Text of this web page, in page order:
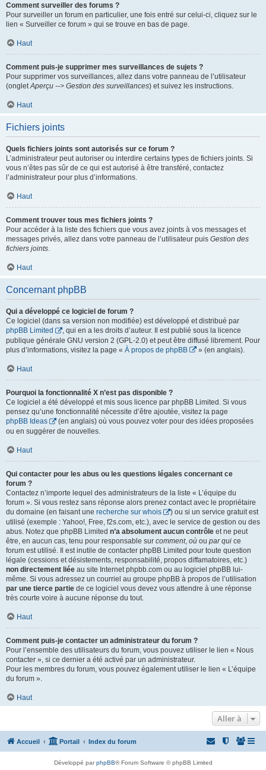
Comment surveiller des forums ?
Pour surveiller un forum en particulier, une fois entré sur celui-ci, cliquez sur le
lien « Surveiller ce forum » qui se trouve en bas de page.
Haut
Comment puis-je supprimer mes surveillances de sujets ?
Pour supprimer vos surveillances, allez dans votre panneau de l’utilisateur
(ongletAperçu --> Gestion des surveillances) et suivez les instructions.
Haut
Fichiers joints
Quels fichiers joints sont autorisés sur ce forum ?
L’administrateur peut autoriser ou interdire certains types de fichiers joints. Si
vous n’êtes pas sûr de ce qui est autorisé à être transféré, contactez
l’administrateur pour plus d’informations.
Haut
Comment trouver tous mes fichiers joints ?
Pour accéder à la liste des fichiers que vous avez joints à vos messages et
messages privés, allez dans votre panneau de l’utilisateur puis Gestion des
fichiers joints.
Haut
Concernant phpBB
Qui a développé ce logiciel de forum ?
Ce logiciel (dans sa version non modifiée) est développé et distribué par
phpBB Limited
, qui en a les droits d’auteur. Il est publié sous la licence
publique générale GNU version 2 (GPL-2.0) et peut être diffusé librement. Pour
plus d’informations, visitez la page « À propos de phpBB » (en anglais).
Haut
Pourquoi la fonctionnalité X n’est pas disponible ?
Ce logiciel a été développé et mis sous licence par phpBB Limited. Si vous
pensez qu’une fonctionnalité nécessite d’être ajoutée, visitez la page
phpBB Ideas
(en anglais) où vous pouvez voter pour des idées proposées
ou en suggérer de nouvelles.
Haut
Qui contacter pour les abus ou les questions légales concernant ce
forum ?
Contactez n’importe lequel des administrateurs de la liste « L’équipe du
forum ». Si vous restez sans réponse alors prenez contact avec le propriétaire
du domaine (en faisant une recherche sur whois
) ou si un service gratuit est
utilisé (exemple : Yahoo!, Free, f2s.com, etc.), avec le service de gestion ou des
abus. Notez que phpBB Limited n’a absolument aucun contrôle et ne peut
être, en aucun cas, tenu pour responsable sur comment, où ou par qui ce
forum est utilisé. Il est inutile de contacter phpBB Limited pour toute question
légale (cessions et désistements, responsabilité, propos diffamatoires, etc.)
non directement liée au site Internet phpbb.com ou au logiciel phpBB lui-
même. Si vous adressez un courriel au groupe phpBB à propos de l’utilisation
par une tierce partie de ce logiciel vous devez vous attendre à une réponse
très courte voire à aucune réponse du tout.
Haut
Comment puis-je contacter un administrateur du forum ?
Pour l’ensemble des utilisateurs du forum, vous pouvez utiliser le lien « Nous
contacter », si ce dernier a été activé par un administrateur.
Pour les membres du forum, vous pouvez également utiliser le lien « L’équipe
du forum ».
Haut
Aller à
Accueil Portail Index du forum
Développé parphpBB® Forum Software © phpBB Limited